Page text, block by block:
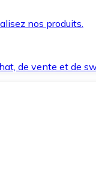
nos produits.
de vente et de